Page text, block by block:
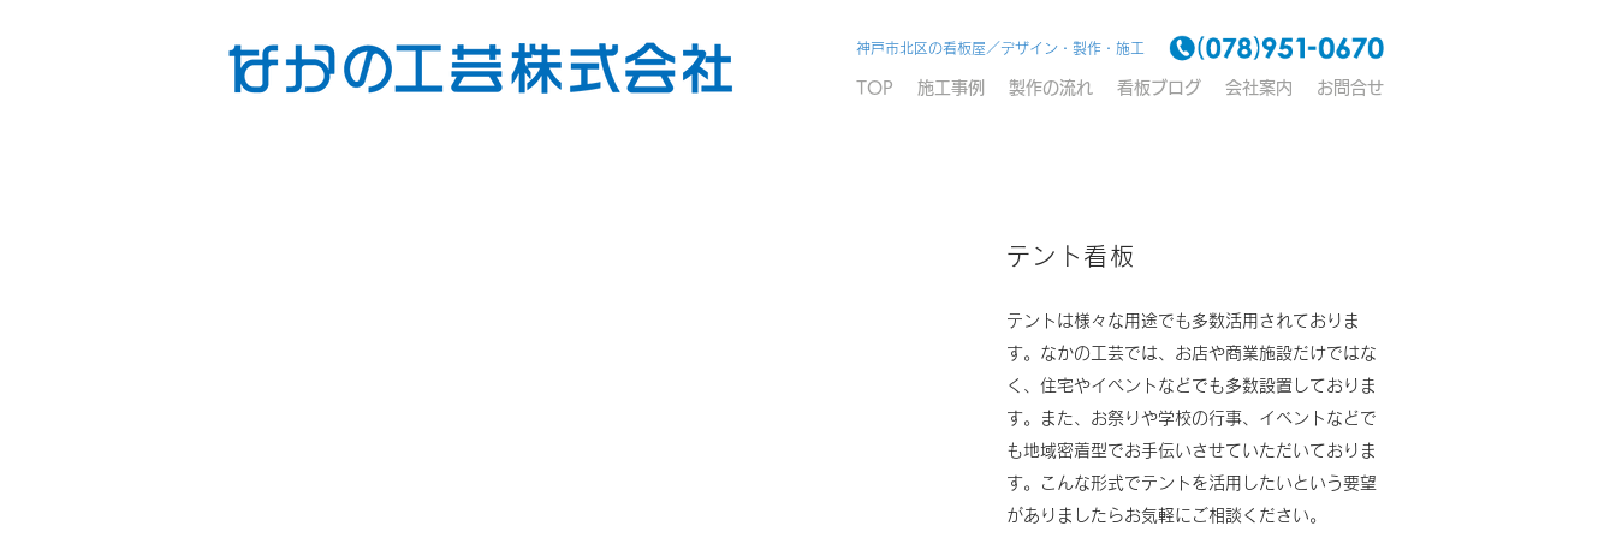
神戸市北区の看板屋／デザイン・製作・施工
TOP 施工事例 製作の流れ 看板ブログ 会社案内 お問合せ
テント看板
テントは様々な用途でも多数活用されておりま
す。なかの工芸では、お店や商業施設だけではな
く、住宅やイベントなどでも多数設置しておりま
す。また、お祭りや学校の行事、イベントなどで
も地域密着型でお手伝いさせていただいておりま
す。こんな形式でテントを活用したいという要望
がありましたらお気軽にご相談ください。